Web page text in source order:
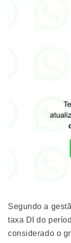
Segundo a
taxa DI do
considerado o